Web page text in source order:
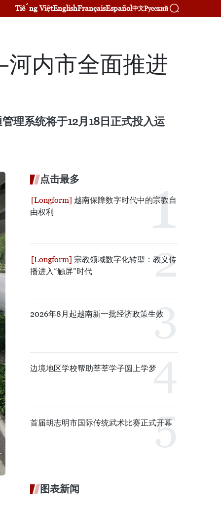
Tiếng ViệtEnglishFrançaisEspañol中文Русский
内市全面推进
理系统将于12月18日正式投入运
点击最多
越南保障数字时代中的宗教自
由权利
宗教领域数字化转型：教义传
播进入“触屏”时代
2026年8月起越南新一批经济政策生效
边境地区学校帮助莘莘学子圆上学梦
首届胡志明市国际传统武术比赛正式开幕
图表新闻